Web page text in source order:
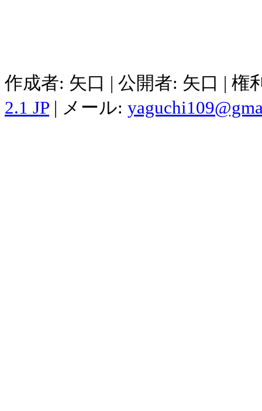
作成者: 矢口 | 公開者: 矢口 |
2.1 JP | メール: